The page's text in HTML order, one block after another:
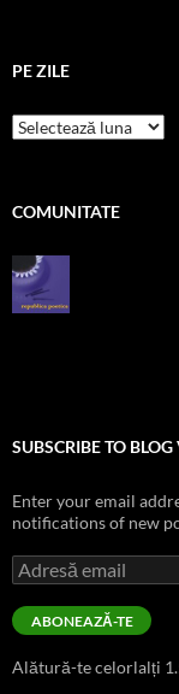
PE ZILE
pe
zile
COMUNITATE
SUBSCRIBE TO
Enter your email
notifications of new
Adresă
email
ABONEAZĂ-TE
Alătură-te celorlalți